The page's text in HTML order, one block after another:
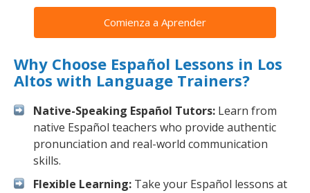
Comienza a Aprender
Why Choose Español Lessons in Los
Altos with Language Trainers?
Native-Speaking Español Tutors: Learn from
native Español teachers who provide authentic
pronunciation and real-world communication
skills.
Flexible Learning: Take your Español lessons at